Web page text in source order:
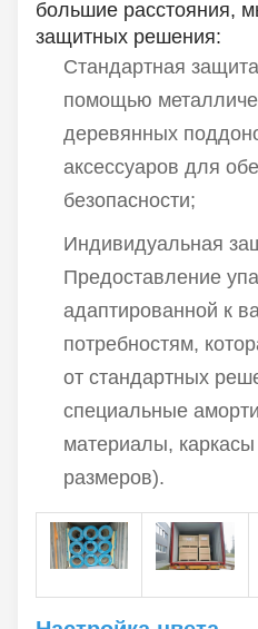
демонстрирует
присущее камню
очарование. Эта
панель идеально
основные
преимущества
материала FRP —
высокой прочности,
коррозионную
стойкость,
влагостойкость,
и установки — и
включает в свой
дизайн упрощенную
эстетику
Она не только
сохраняет
практические
характеристики
большие расстояния,
защитных решения:
Стандартная
помощью
деревянных
аксессуаров для
безопасности;
Индивидуальная
Предоставление
адаптированной к
потребностям,
от стандартных
специальные
материалы,
размеров).